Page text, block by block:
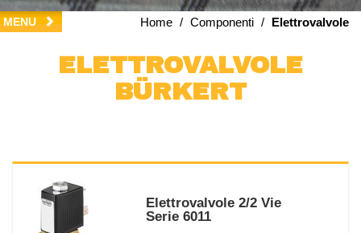
MENU Home / Componenti / Elettrovalvole
ELETTROVALVOLE
BÜRKERT
Elettrovalvole 2/2 Vie
Serie 6011